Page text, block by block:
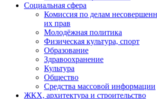
Социальная сфера
Комиссия по делам
их прав
Молодёжная политика
Физическая культура, спорт
Образование
Здравоохранение
Культура
Общество
Средства массовой информации
ЖКХ, архитектура и строительство